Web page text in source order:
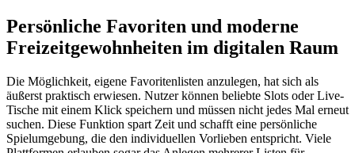
Persönliche Favoriten und moderne
Freizeitgewohnheiten im digitalen Raum
Die Möglichkeit, eigene Favoritenlisten anzulegen, hat sich als
äußerst praktisch erwiesen. Nutzer können beliebte Slots oder Live-
Tische mit einem Klick speichern und müssen nicht jedes Mal erneut
suchen. Diese Funktion spart Zeit und schafft eine persönliche
Spielumgebung, die den individuellen Vorlieben entspricht. Viele